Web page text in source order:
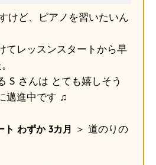
けど、ピアノを習いたいん
てレッスンスタートから早
S さんは とても嬉しそう
邁進中です ♫
ト わずか 3カ月
＞ 道のりの